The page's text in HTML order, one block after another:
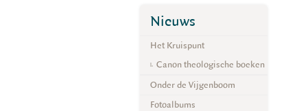
Nieuws
Het Kruispunt
Canon theologische boeken
Onder de Vijgenboom
Fotoalbums